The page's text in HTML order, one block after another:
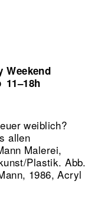
Weekend
11–18h
weiblich?
allen
Malerei,
Plastik.Abb.
1986, Acryl